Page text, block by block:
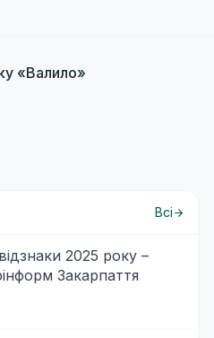
«Валило»
Всі
2025 року –
Закарпаття